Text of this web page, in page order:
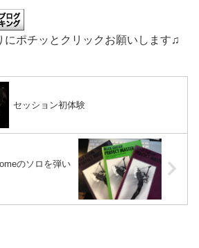
にポチッとクリックお願いします♫
セッション初体験
のソロを弾い